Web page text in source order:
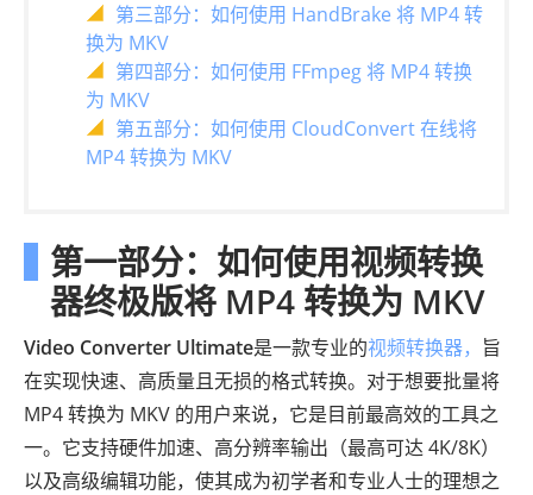
第三部分：如何使用 HandBrake 将 MP4 转
换为 MKV
第四部分：如何使用 FFmpeg 将 MP4 转换
为 MKV
第五部分：如何使用 CloudConvert 在线将
MP4 转换为 MKV
第一部分：如何使用视频转换
器终极版将 MP4 转换为 MKV
Video Converter Ultimate是一款专业的视频转换器， 旨
在实现快速、高质量且无损的格式转换。对于想要批量将
MP4 转换为 MKV 的用户来说，它是目前最高效的工具之
一。它支持硬件加速、高分辨率输出（最高可达 4K/8K）
以及高级编辑功能，使其成为初学者和专业人士的理想之